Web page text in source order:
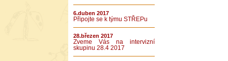
6.duben 2017
Připojte se k týmu STŘEPu
28.březen 2017
Zveme Vás na intervizní
skupinu 28.4 2017